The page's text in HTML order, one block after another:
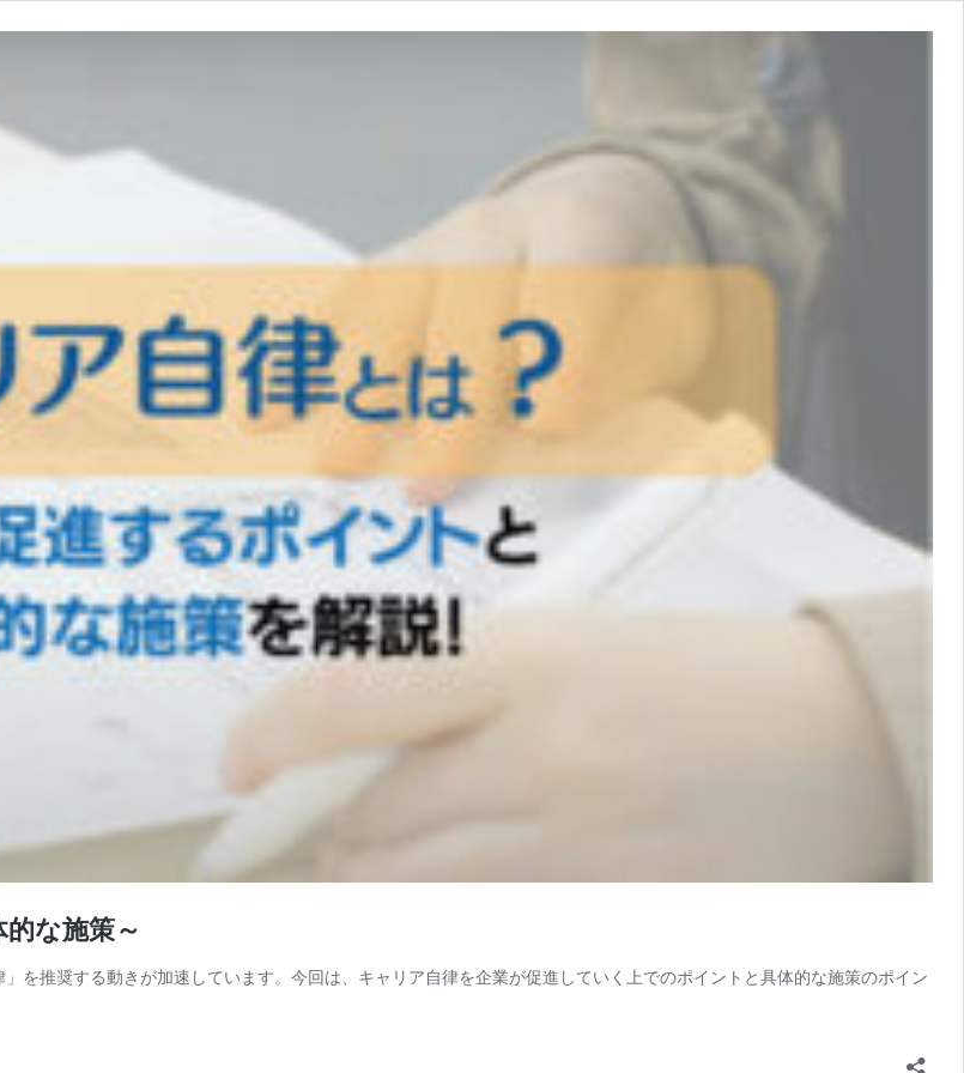
な施策～
を推奨する動きが加速しています。今回は、キャリア自律を企業が促進していく上でのポイントと具体的な施策のポイン